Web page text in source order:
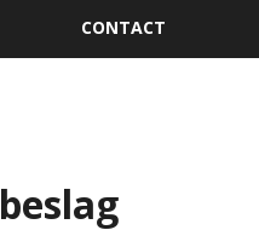
CONTACT